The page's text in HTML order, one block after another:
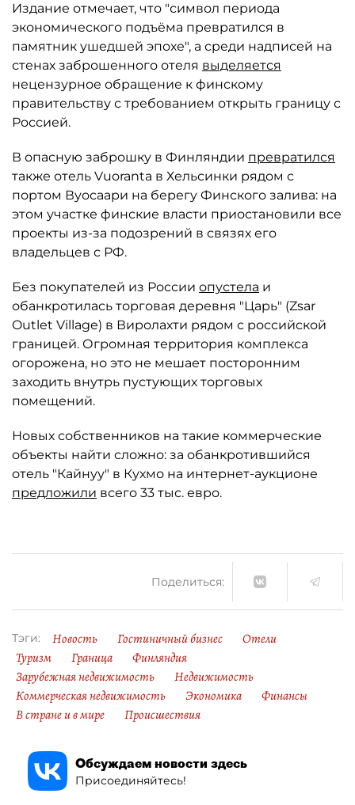
Издание отмечает, что "символ периода
экономического подъёма превратился в
памятник ушедшей эпохе", а среди надписей на
стенах заброшенного отеля выделяется
нецензурное обращение к финскому
правительству с требованием открыть границу с
Россией.
В опасную заброшку в Финляндии превратился
также отель Vuoranta в Хельсинки рядом с
портом Вуосаари на берегу Финского залива: на
этом участке финские власти приостановили все
проекты из-за подозрений в связях его
владельцев с РФ.
Без покупателей из России опустела и
обанкротилась торговая деревня "Царь" (Zsar
Outlet Village) в Виролахти рядом с российской
границей. Огромная территория комплекса
огорожена, но это не мешает посторонним
заходить внутрь пустующих торговых
помещений.
Новых собственников на такие коммерческие
объекты найти сложно: за обанкротившийся
отель "Кайнуу" в Кухмо на интернет-аукционе
предложили всего 33 тыс. евро.
Поделиться:
Тэги: Новость Гостиничный бизнес
Отели
Туризм
Граница
Финляндия
Зарубежная недвижимость
Недвижимость
Коммерческая недвижимость
Экономика
Финансы
В стране и в мире
Происшествия
Обсуждаем новости здесь
Присоединяйтесь!